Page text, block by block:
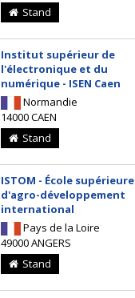
Stand
Institut supérieur de
l'électronique et du
numérique - ISEN Caen
Normandie
14000 CAEN
Stand
ISTOM - École supérieure
d'agro-développement
international
Pays de la Loire
49000 ANGERS
Stand